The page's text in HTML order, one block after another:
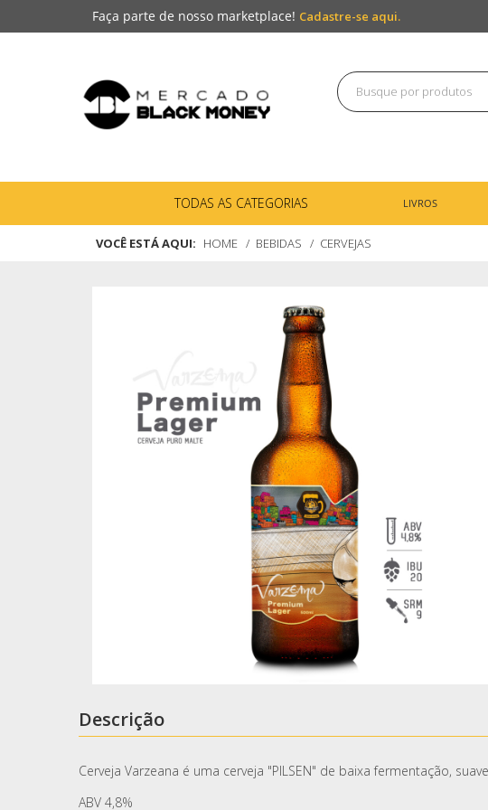
Faça parte de nosso marketplace! Cadastre-se aqui.
TODAS AS CATEGORIAS LIVROS
VOCÊ ESTÁ AQUI: HOME BEBIDAS CERVEJAS
Descrição
Cerveja Varzeana é uma cerveja "PILSEN" de baixa fermentação,
ABV 4,8%